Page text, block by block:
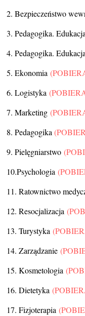
2. Bezpieczeństwo
3. Pedagogika.
4. Pedagogika.
5. Ekonomia
6. Logistyka
7. Marketing
8. Pedagogika
9. Pielęgniarstwo
10.Psychologia
11. Ratownictwo
12. Resocjalizacja
13. Turystyka
14. Zarządzanie
15. Kosmetologia
16. Dietetyka
17. Fizjoterapia